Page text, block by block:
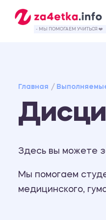
- МЫ ПОМОГАЕМ УЧИТЬСЯ ❤️
Главная
Здесь вы можете
Мы помогаем
медицинского,